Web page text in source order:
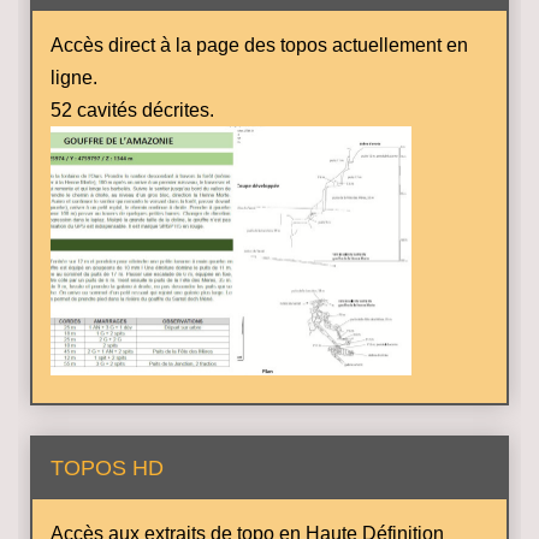
Accès direct à la page des topos actuellement en
ligne.
52 cavités décrites.
TOPOS HD
Accès aux extraits de topo en Haute Définition